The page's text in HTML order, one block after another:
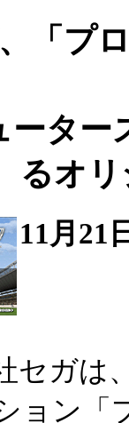
「プ
ーター
るオ
11月21
ガは
ョン「